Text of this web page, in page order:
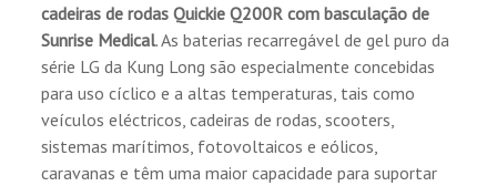
cadeiras de rodasQuickie Q200R com basculação de
Sunrise Medical. As baterias recarregável de gel puro da
série LG da Kung Long são especialmente concebidas
para uso cíclico e a altas temperaturas, tais como
veículos eléctricos, cadeiras de rodas, scooters,
sistemas marítimos, fotovoltaicos e eólicos,
caravanas e têm uma maior capacidade para suportar